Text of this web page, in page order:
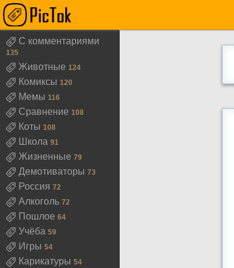
С комментариями
135
Животные 124
Комиксы 120
Мемы 116
Сравнение 108
Коты 108
Школа 91
Жизненные 79
Демотиваторы 73
Россия 72
Алкоголь 72
Пошлое 64
Учёба 59
Игры 54
Карикатуры 54